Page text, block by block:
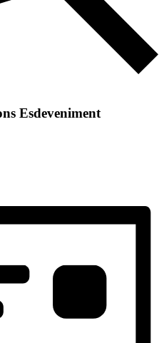
Esdeveniment